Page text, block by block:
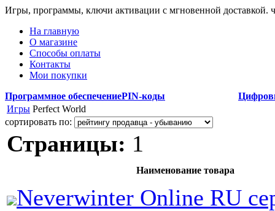
Игры, программы, ключи активации с мгновенной доставкой.
На главную
О магазине
Способы оплаты
Контакты
Мои покупки
Программное обеспечениеPIN-коды
Игры Perfect World
сортировать по:
Страницы: 1
Наименование товара
Neverwinter Online RU